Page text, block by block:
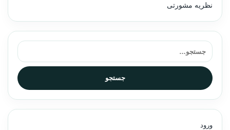
نظریه مشورتی
جستجو برای:
جستجو
ورود